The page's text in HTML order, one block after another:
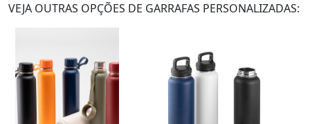
VEJA OUTRAS OPÇÕES DE GARRAFAS PERSONALIZADAS: